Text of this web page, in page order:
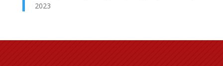
2023